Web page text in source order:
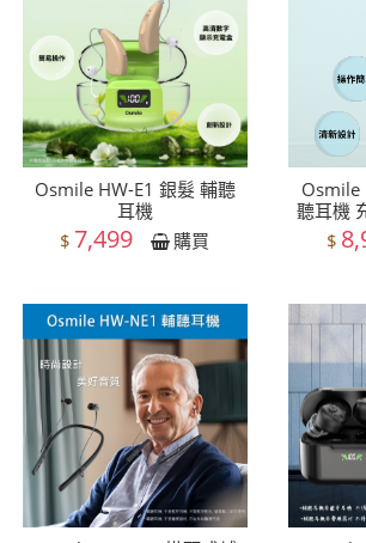
Osmile HW-E1 銀髮 輔聽
耳機
$ 7,499 購買
Osmile
聽耳機
$